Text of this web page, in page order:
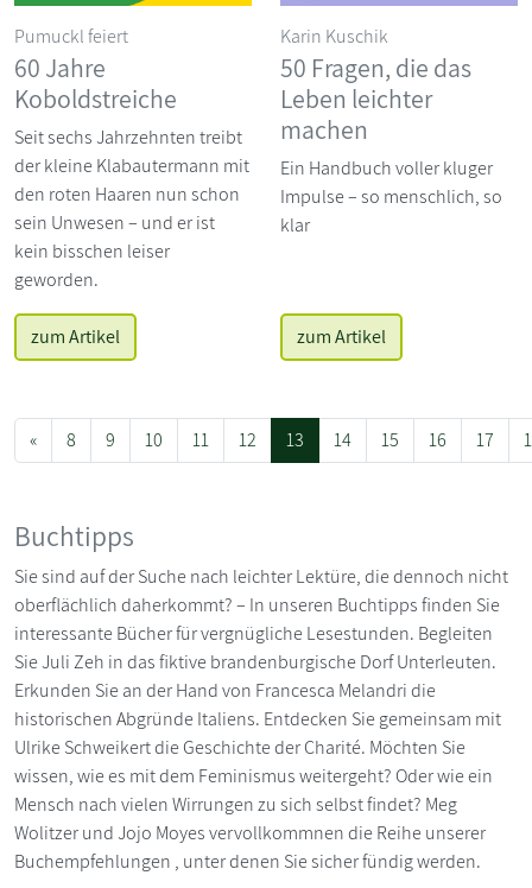
Pumuckl feiert
60 Jahre
Koboldstreiche
Seit sechs Jahrzehnten treibt
der kleine Klabautermann mit
den roten Haaren nun schon
sein Unwesen – und er ist
kein bisschen leiser
geworden.
zum Artikel
Karin Kuschik
50 Fragen, die das
Leben leichter
machen
Ein Handbuch voller kluger
Impulse – so menschlich, so
klar
zum Artikel
« 8 9 10 11 12 13 14 15 16 17
Buchtipps
Sie sind auf der Suche nach leichter Lektüre, die dennoch nicht
oberflächlich daherkommt? – In unseren Buchtipps finden Sie
interessante Bücher für vergnügliche Lesestunden. Begleiten
Sie Juli Zeh in das fiktive brandenburgische Dorf Unterleuten.
Erkunden Sie an der Hand von Francesca Melandri die
historischen Abgründe Italiens. Entdecken Sie gemeinsam mit
Ulrike Schweikert die Geschichte der Charité. Möchten Sie
wissen, wie es mit dem Feminismus weitergeht? Oder wie ein
Mensch nach vielen Wirrungen zu sich selbst findet? Meg
Wolitzer und Jojo Moyes vervollkommnen die Reihe unserer
Buchempfehlungen , unter denen Sie sicher fündig werden.